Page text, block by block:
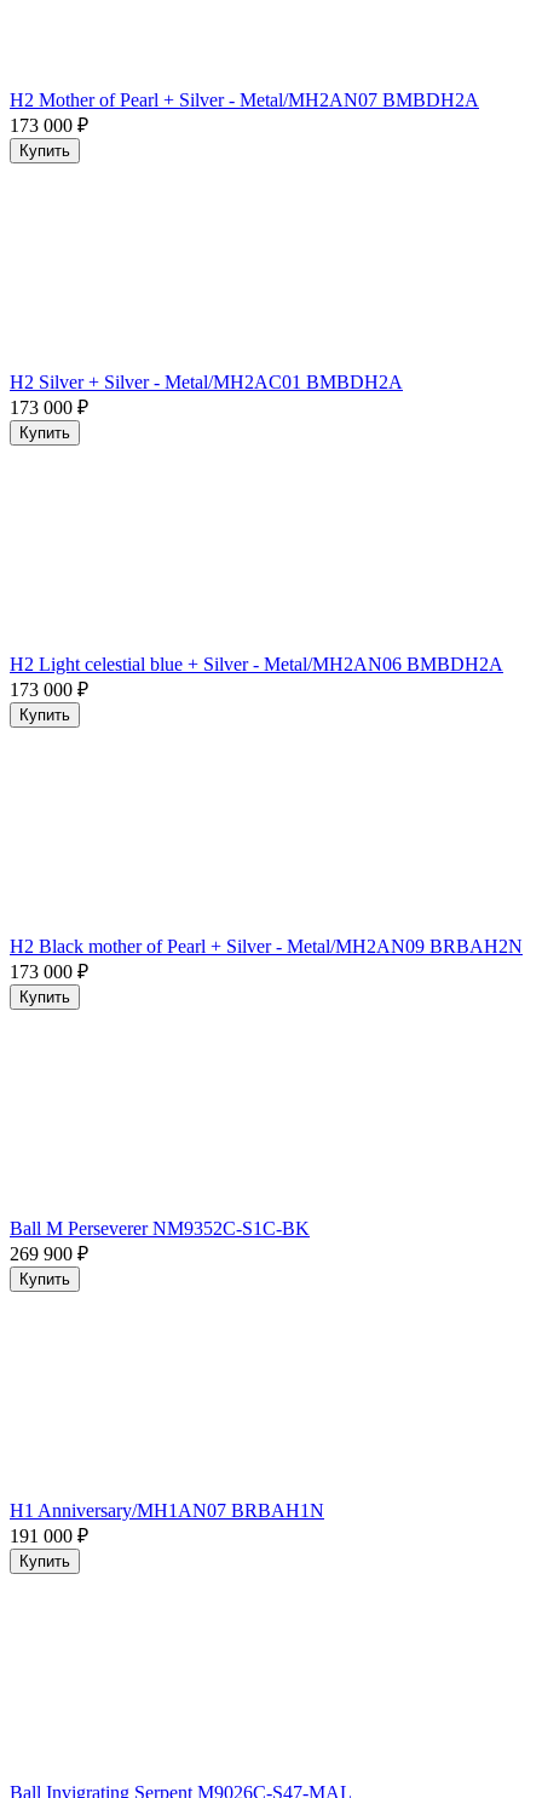
H2 Mother of Pearl + Silver - Metal/MH2AN07 BMBDH2A
173 000 ₽
Купить
H2 Silver + Silver - Metal/MH2AC01 BMBDH2A
173 000 ₽
Купить
H2 Light celestial blue + Silver - Metal/MH2AN06 BMBDH2A
173 000 ₽
Купить
H2 Black mother of Pearl + Silver - Metal/MH2AN09 BRBAH2N
173 000 ₽
Купить
Ball M Perseverer NM9352C-S1C-BK
269 900 ₽
Купить
H1 Anniversary/MH1AN07 BRBAH1N
191 000 ₽
Купить
Ball Invigrating Serpent M9026C-S47-MAL